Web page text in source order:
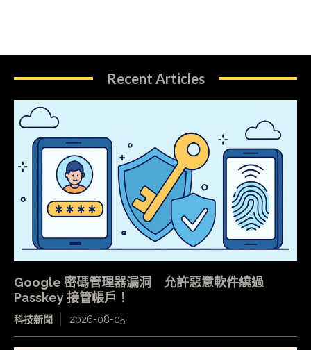
Recent Articles
Google 密碼管理器漏洞 允許惡意軟件繞過
Passkey 接管帳戶！
科技新聞 2026-08-05